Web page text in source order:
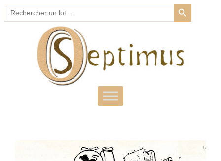
Search
for:
SEARCH BUTTON